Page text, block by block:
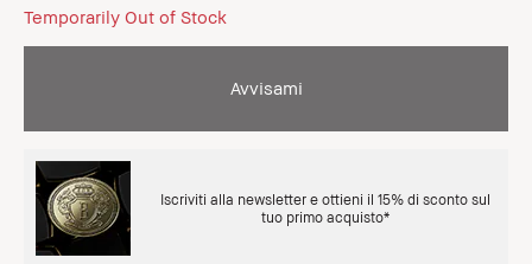
Temporarily Out of Stock
Avvisami
Iscriviti alla newsletter e ottieni il 15% di sconto sul
tuo primo acquisto*